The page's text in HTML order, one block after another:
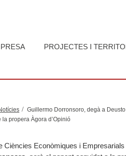
PROJECTES I
Guillermo Dorronsoro, degà a
la propera Àgora d’Opinió
Ciències Econòmiques i Empresarials